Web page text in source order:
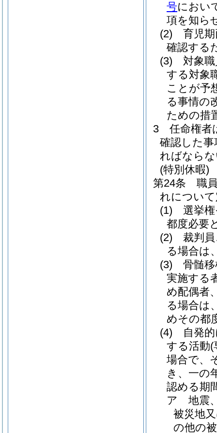
号におい
項を知ら
(2)
育児
確認する
(3)
対象
する対象
ことが予
る事情の
ための措
3
任命権者
確認した
ればなら
(特別休暇)
第24条
職
れについ
(1)
選挙
都度必要
(2)
裁判
る場合は
(3)
骨髄
実施する
め配偶者
る場合は
めその都
(4)
自発
する活動(
場合で、
き、一の
認める期
ア
地震
被災地
の他の